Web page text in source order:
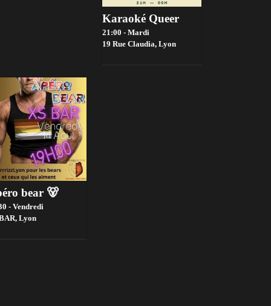
Karaoké Queer
21:00 - Mardi
19 Rue Claudia, Lyon
bear 🐻
- Vendredi
Lyon